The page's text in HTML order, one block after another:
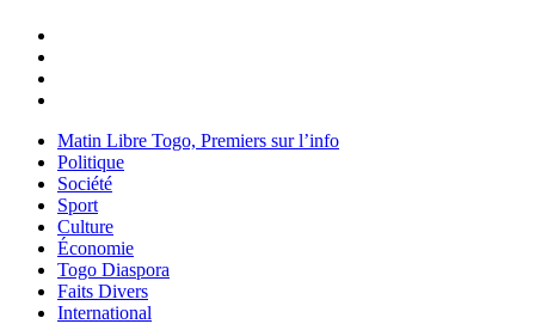
Matin Libre Togo, Premiers sur l’info
Politique
Société
Sport
Culture
Économie
Togo Diaspora
Faits Divers
International